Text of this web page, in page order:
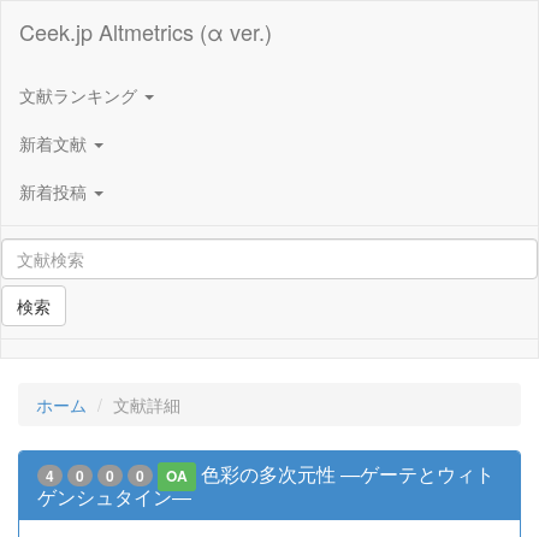
Ceek.jp Altmetrics (α ver.)
文献ランキング
新着文献
新着投稿
検索
ホーム 文献詳細
4 0 0 0 OA
色彩の多次元性 ―ゲーテとウィト
ゲンシュタイン―